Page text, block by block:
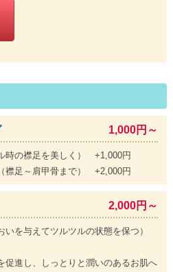
1,000円～
時の襟足を美しく） +1,000円
襟足～肩甲骨まで） +2,000円
2,000円～
いを与えてツルツルの状態を保つ）
促進し、しっとりと潤いのあるお肌へ